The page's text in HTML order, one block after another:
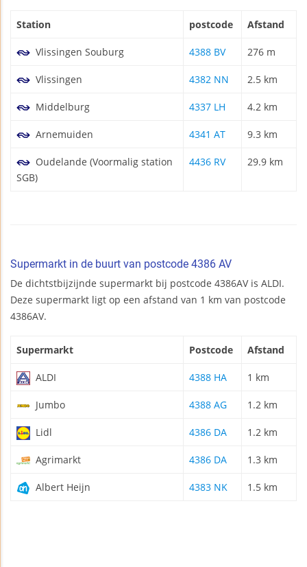
Station postcode Afstand
Vlissingen Souburg 4388 BV 276 m
Vlissingen 4382 NN 2.5 km
Middelburg 4337 LH 4.2 km
Arnemuiden 4341 AT 9.3 km
Oudelande (Voormalig station
SGB)
4436 RV 29.9 km
Supermarkt in de buurt van postcode 4386 AV
De dichtstbijzijnde supermarkt bij postcode 4386AV is ALDI.
Deze supermarkt ligt op een afstand van 1 km van postcode
4386AV.
Supermarkt Postcode Afstand
ALDI 4388 HA 1 km
Jumbo 4388 AG 1.2 km
Lidl 4386 DA 1.2 km
Agrimarkt 4386 DA 1.3 km
Albert Heijn 4383 NK 1.5 km